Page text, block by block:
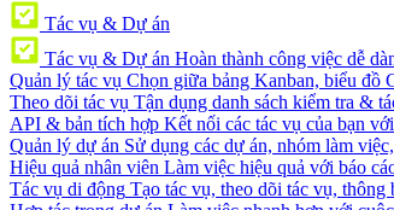
Tác vụ & Dự án
Tác vụ & Dự án Hoàn thành công việc dễ
Quản lý tác vụ Chọn giữa bảng Kanban, biểu đồ
Theo dõi tác vụ Tận dụng danh sách kiểm tra &
API & bản tích hợp Kết nối các tác vụ của bạn
Quản lý dự án Sử dụng các dự án, nhóm làm
Hiệu quả nhân viên Làm việc hiệu quả với báo
Tác vụ di động Tạo tác vụ, theo dõi tác vụ,